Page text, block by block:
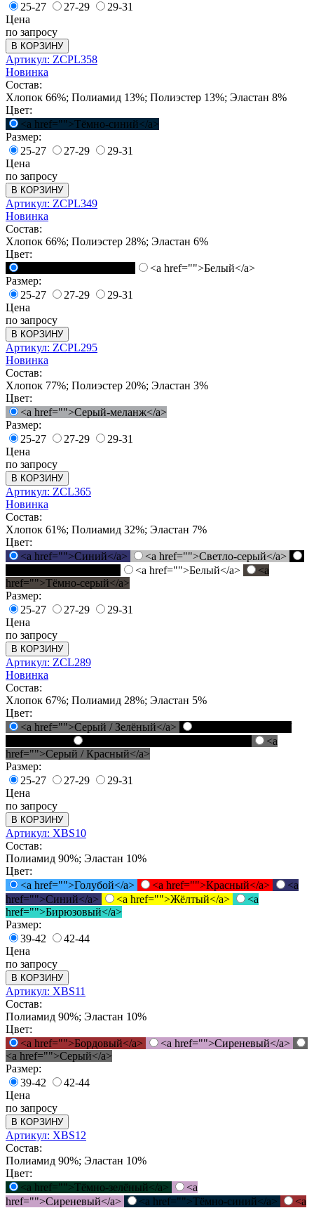
25-27
27-29
29-31
Цена
по запросу
В КОРЗИНУ
Артикул: ZCPL358
Новинка
Состав:
Хлопок 66%; Полиамид 13%; Полиэстер 13%; Эластан 8%
Цвет:
<a href="">Тёмно-синий</a>
Размер:
25-27
27-29
29-31
Цена
по запросу
В КОРЗИНУ
Артикул: ZCPL349
Новинка
Состав:
Хлопок 66%; Полиэстер 28%; Эластан 6%
Цвет:
<a href="">Белый</a>
Размер:
25-27
27-29
29-31
Цена
по запросу
В КОРЗИНУ
Артикул: ZCPL295
Новинка
Состав:
Хлопок 77%; Полиэстер 20%; Эластан 3%
Цвет:
<a href="">Серый-меланж</a>
Размер:
25-27
27-29
29-31
Цена
по запросу
В КОРЗИНУ
Артикул: ZCL365
Новинка
Состав:
Хлопок 61%; Полиамид 32%; Эластан 7%
Цвет:
<a href="">Синий</a>
<a href="">Светло-серый</a>
<a href="">Белый</a>
<a
href="">Тёмно-серый</a>
Размер:
25-27
27-29
29-31
Цена
по запросу
В КОРЗИНУ
Артикул: ZCL289
Новинка
Состав:
Хлопок 67%; Полиамид 28%; Эластан 5%
Цвет:
<a href="">Серый / Зелёный</a>
<a
href="">Серый / Красный</a>
Размер:
25-27
27-29
29-31
Цена
по запросу
В КОРЗИНУ
Артикул: XBS10
Состав:
Полиамид 90%; Эластан 10%
Цвет:
<a href="">Голубой</a>
<a href="">Красный</a>
<a
href="">Синий</a>
<a href="">Жёлтый</a>
<a
href="">Бирюзовый</a>
Размер:
39-42
42-44
Цена
по запросу
В КОРЗИНУ
Артикул: XBS11
Состав:
Полиамид 90%; Эластан 10%
Цвет:
<a href="">Бордовый</a>
<a href="">Сиреневый</a>
<a href="">Серый</a>
Размер:
39-42
42-44
Цена
по запросу
В КОРЗИНУ
Артикул: XBS12
Состав:
Полиамид 90%; Эластан 10%
Цвет:
<a href="">Тёмно-зелёный</a>
<a
href="">Сиреневый</a>
<a href="">Тёмно-синий</a> <a